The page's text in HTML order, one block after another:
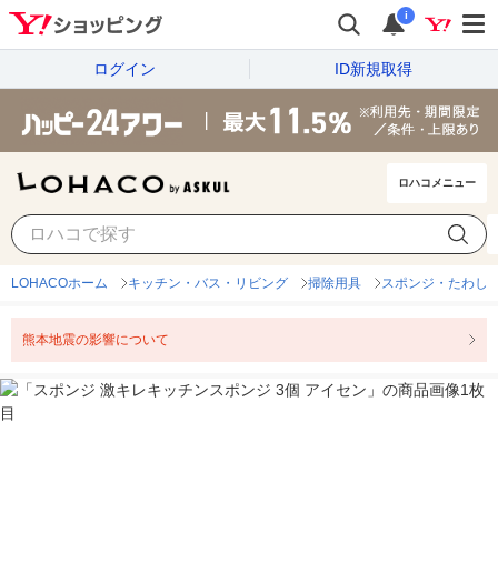
i
ログイン ID新規取得
ロハコメニュー
LOHACOホーム キッチン・バス・リビング 掃除用具 スポンジ・たわし
熊本地震の影響について